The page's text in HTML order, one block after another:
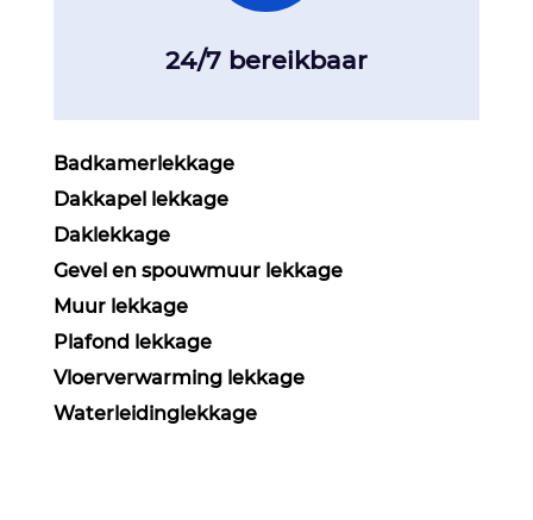
24/7 bereikbaar
Badkamerlekkage
Dakkapel lekkage
Daklekkage
Gevel en spouwmuur lekkage
Muur lekkage
Plafond lekkage
Vloerverwarming lekkage
Waterleidinglekkage